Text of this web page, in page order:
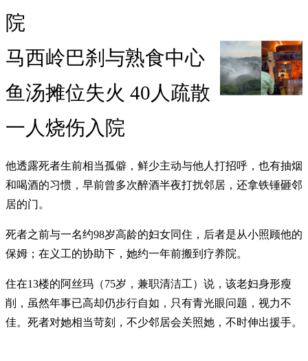
院
马西岭巴刹与熟食中心
鱼汤摊位失火 40人疏散
一人烧伤入院
他透露死者生前相当孤僻，鲜少主动与他人打招呼，也有抽烟
和喝酒的习惯，早前曾多次醉酒半夜打扰邻居，还拿铁锤砸邻
居的门。
死者之前与一名约98岁高龄的妇女同住，后者是从小照顾他的
保姆；在义工的协助下，她约一年前搬到疗养院。
住在13楼的阿丝玛（75岁，兼职清洁工）说，该老妇身形瘦
削，虽然年事已高却仍步行自如，只有青光眼问题，视力不
佳。死者对她相当苛刻，不少邻居会关照她，不时伸出援手。